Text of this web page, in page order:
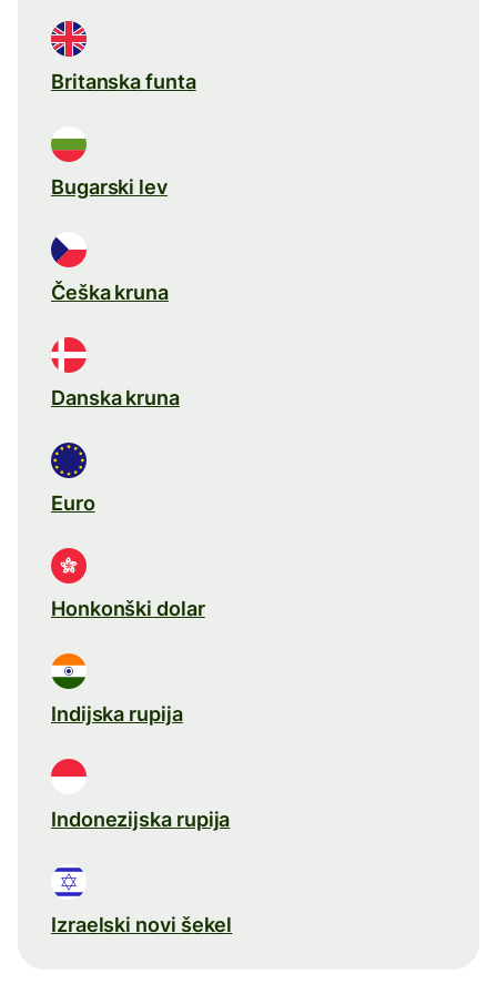
Britanska funta
Bugarski lev
Češka kruna
Danska kruna
Euro
Honkonški dolar
Indijska rupija
Indonezijska rupija
Izraelski novi šekel